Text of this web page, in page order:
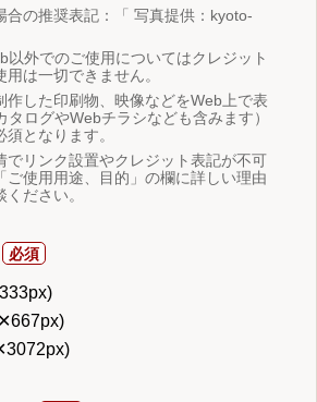
合の推奨表記：「 写真提供：kyoto-
外でのご使用についてはクレジット
は一切できません。
した印刷物、映像などをWeb上で表
タログやWebチラシなども含みます）
となります。
リンク設置やクレジット表記が不可
ご使用用途、目的」の欄に詳しい理由
ださい。